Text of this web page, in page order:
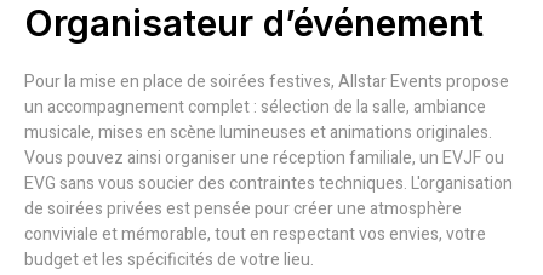
Organisateur d’événement
Pour la mise en place de soirées festives, Allstar Events propose
un accompagnement complet : sélection de la salle, ambiance
musicale, mises en scène lumineuses et animations originales.
Vous pouvez ainsi organiser une réception familiale, un EVJF ou
EVG sans vous soucier des contraintes techniques. L'organisation
de soirées privées est pensée pour créer une atmosphère
conviviale et mémorable, tout en respectant vos envies, votre
budget et les spécificités de votre lieu.